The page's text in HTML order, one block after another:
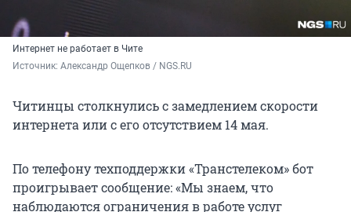
Интернет не работает в Чите
Источник: Александр Ощепков / NGS.RU
Читинцы столкнулись с замедлением скорости
интернета или с его отсутствием 14 мая.
По телефону техподдержки «Транстелеком» бот
проигрывает сообщение: «Мы знаем, что
наблюдаются ограничения в работе услуг